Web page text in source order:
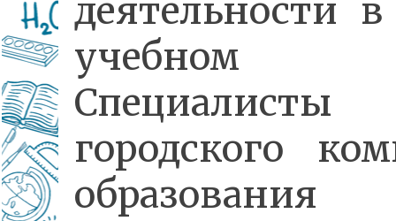
деятельности
учебном
Специалисты
городского
образования